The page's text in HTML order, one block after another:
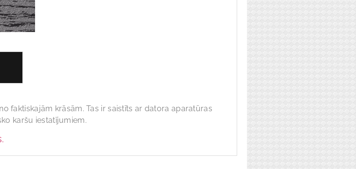
faktiskajām krāsām. Tas ir saistīts ar datora aparatūras
karšu iestatījumiem.